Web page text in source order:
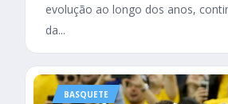
evolução ao longo dos anos,
da...
BASQUETE